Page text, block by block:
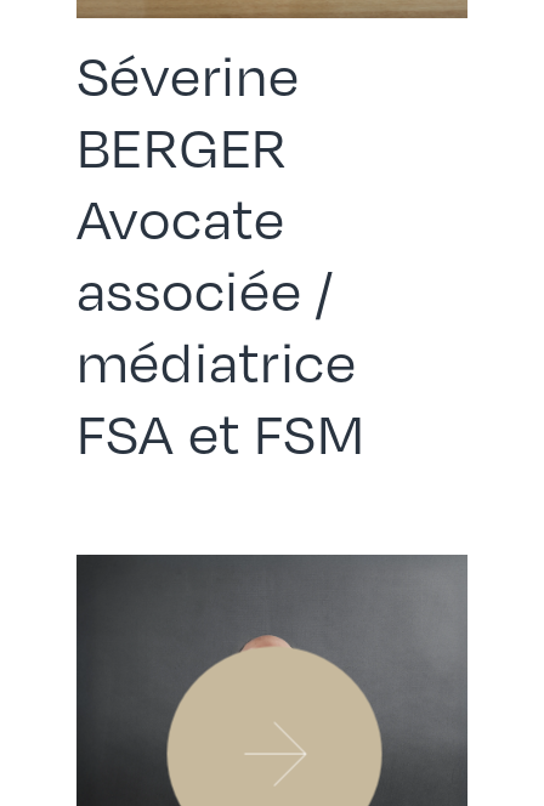
Séverine
BERGER
Avocate
associée /
médiatrice
FSA et FSM